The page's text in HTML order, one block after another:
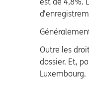
Outre les
dossier. Et,
Luxembourg.